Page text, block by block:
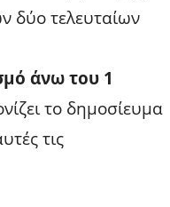
δύο τελευταίων
άνω του 1
το δημοσίευμα
τις